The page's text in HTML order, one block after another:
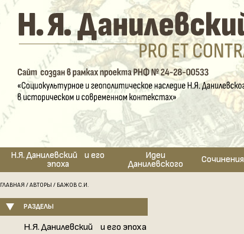
Н.Я. Данилевский и его
эпоха
Идеи
Данилевского Сочинения
ГЛАВНАЯ /АВТОРЫ / БАЖОВ С.И.
РАЗДЕЛЫ
Н.Я. Данилевский и его эпоха